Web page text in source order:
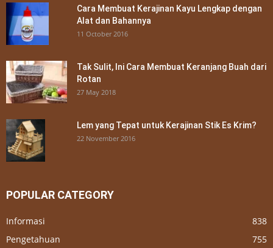
Cara Membuat Kerajinan Kayu Lengkap dengan
Alat dan Bahannya
11 October 2016
Tak Sulit, Ini Cara Membuat Keranjang Buah dari
Rotan
27 May 2018
Lem yang Tepat untuk Kerajinan Stik Es Krim?
22 November 2016
POPULAR CATEGORY
Informasi
838
Pengetahuan
755